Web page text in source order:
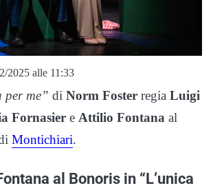
2025 alle 11:33
per me” di Norm Foster regia Luigi
Fornasier e Attilio Fontana al
Montichiari.
al Bonoris in “L’unica